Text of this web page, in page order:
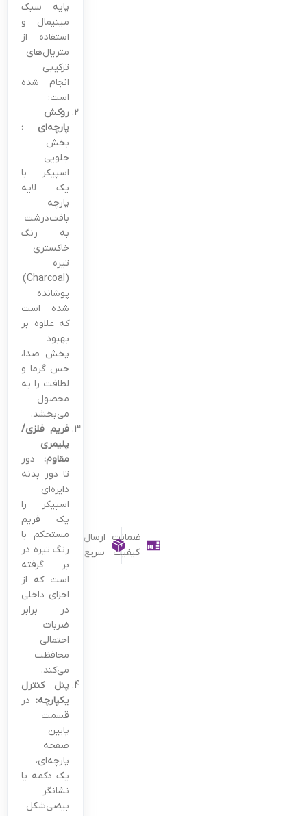
ضمانت
کیفیت
ارسال
سریع
پایه سبک
مینیمال و
استفاده از
متریال‌های
ترکیبی
انجام شده
است:
روکش
پارچه‌ای :
بخش
جلویی
اسپیکر با
یک لایه
پارچه
بافت‌درشت
به رنگ
خاکستری
تیره
(Charcoal)
پوشانده
شده است
که علاوه بر
بهبود
پخش صدا،
حس گرما و
لطافت را به
محصول
می‌بخشد.
فریم فلزی/
پلیمری
مقاوم: دور
تا دور بدنه
دایره‌ای
اسپیکر را
یک فریم
مستحکم با
رنگ تیره در
بر گرفته
است که از
اجزای داخلی
در برابر
ضربات
احتمالی
محافظت
می‌کند.
پنل کنترل
یکپارچه: در
قسمت
پایین
صفحه
پارچه‌ای،
یک دکمه یا
نشانگر
بیضی‌شکل